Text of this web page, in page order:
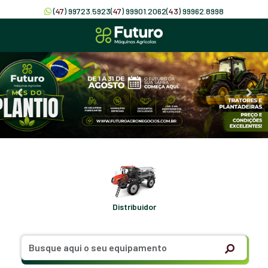
(47) 99723.5923(47) 99901.2062(43) 99962.8998
Distribuidor